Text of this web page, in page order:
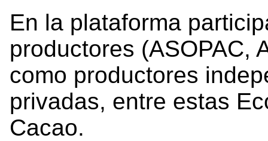
En la plataforma
productores (ASOPAC,
como productores
privadas, entre estas
Cacao.